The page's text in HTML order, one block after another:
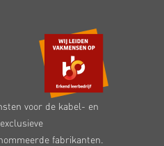
voor de kabel- en
fabrikanten.